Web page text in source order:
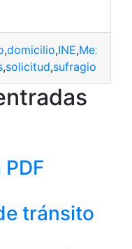
,domicilio,INE,Mexico
,solicitud,sufragio
tránsito